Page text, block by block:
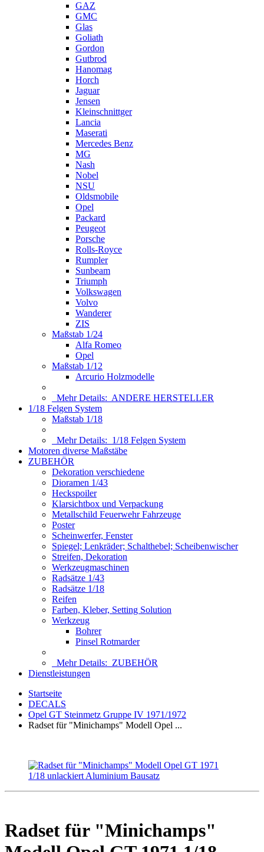
GAZ
GMC
Glas
Goliath
Gordon
Gutbrod
Hanomag
Horch
Jaguar
Jensen
Kleinschnittger
Lancia
Maserati
Mercedes Benz
MG
Nash
Nobel
NSU
Oldsmobile
Opel
Packard
Peugeot
Porsche
Rolls-Royce
Rumpler
Sunbeam
Triumph
Volkswagen
Volvo
Wanderer
ZIS
Maßstab 1/24
Alfa Romeo
Opel
Maßstab 1/12
Arcurio Holzmodelle
Mehr Details: ANDERE HERSTELLER
1/18 Felgen System
Maßstab 1/18
Mehr Details: 1/18 Felgen System
Motoren diverse Maßstäbe
ZUBEHÖR
Dekoration verschiedene
Dioramen 1/43
Heckspoiler
Klarsichtbox und Verpackung
Metallschild Feuerwehr Fahrzeuge
Poster
Scheinwerfer, Fenster
Spiegel; Lenkräder; Schalthebel; Scheibenwischer
Streifen, Dekoration
Werkzeugmaschinen
Radsätze 1/43
Radsätze 1/18
Reifen
Farben, Kleber, Setting Solution
Werkzeug
Bohrer
Pinsel Rotmarder
Mehr Details: ZUBEHÖR
Dienstleistungen
Startseite
DECALS
Opel GT Steinmetz Gruppe IV 1971/1972
Radset für "Minichamps" Modell Opel ...
Radset für "Minichamps"